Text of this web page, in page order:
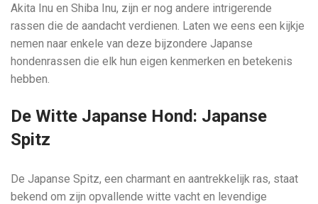
Akita Inu en Shiba Inu, zijn er nog andere intrigerende
rassen die de aandacht verdienen. Laten we eens een kijkje
nemen naar enkele van deze bijzondere Japanse
hondenrassen die elk hun eigen kenmerken en betekenis
hebben.
De Witte Japanse Hond: Japanse
Spitz
De Japanse Spitz, een charmant en aantrekkelijk ras, staat
bekend om zijn opvallende witte vacht en levendige